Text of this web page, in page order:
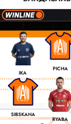
IKA
PICHA
SIBSKANA
RYABA